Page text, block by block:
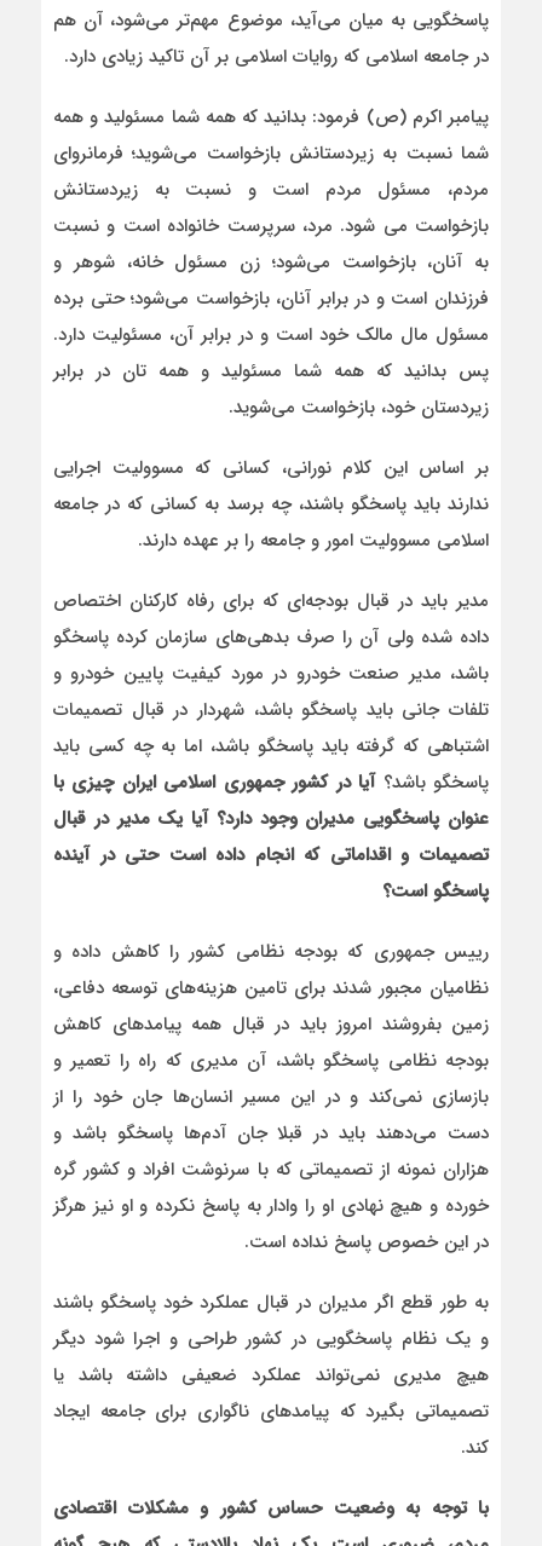
پاسخگویی به میان می‌آید، موضوع مهم‌تر می‌شود، آن هم
در جامعه اسلامی که روایات اسلامی بر آن تاکید زیادی دارد.
پيامبر اکرم (ص) فرمود: بدانيد كه همه شما مسئوليد و همه
شما نسبت به زيردستانش بازخواست مى‌شويد؛ فرمانرواى
مردم، مسئول مردم است و نسبت به زيردستانش
بازخواست مى شود. مرد، سرپرست خانواده است و نسبت
به آنان، بازخواست مى‌شود؛ زن مسئول خانه، شوهر و
فرزندان است و در برابر آنان، بازخواست مى‌شود؛ حتی برده
مسئول مال مالک خود است و در برابر آن، مسئولیت دارد.
پس بدانيد كه همه شما مسئوليد و همه تان در برابر
زيردستان خود، بازخواست مى‌شويد.
بر اساس این کلام نورانی، کسانی که مسوولیت اجرایی
ندارند باید پاسخگو باشند، چه برسد به کسانی که در جامعه
اسلامی مسوولیت امور و جامعه را بر عهده دارند.
مدیر باید در قبال بودجه‌ای که برای رفاه کارکنان اختصاص
داده شده ولی آن را صرف بدهی‌های سازمان کرده پاسخگو
باشد، مدیر صنعت خودرو در مورد کیفیت پایین خودرو و
تلفات جانی باید پاسخگو باشد، شهردار در قبال تصمیمات
اشتباهی که گرفته باید پاسخگو باشد، اما به چه کسی باید
پاسخگو باشد؟آیا در کشور جمهوری اسلامی ایران چیزی با
عنوان پاسخگویی مدیران وجود دارد؟ آیا یک مدیر در قبال
تصمیمات و اقداماتی که انجام داده است حتی در آینده
پاسخگو است؟
رییس جمهوری که بودجه نظامی کشور را کاهش داده و
نظامیان مجبور شدند برای تامین هزینه‌های توسعه دفاعی،
زمین بفروشند امروز باید در قبال همه پیامدهای کاهش
بودجه نظامی پاسخگو باشد، آن مدیری که راه را تعمیر و
بازسازی نمی‌کند و در این مسیر انسان‌ها جان خود را از
دست می‌دهند باید در قبلا جان آدم‌ها پاسخگو باشد و
هزاران نمونه از تصمیماتی که با سرنوشت افراد و کشور گره
خورده و هیچ نهادی او را وادار به پاسخ نکرده و او نیز هرگز
در این خصوص پاسخ نداده است.
به طور قطع اگر مدیران در قبال عملکرد خود پاسخگو باشند
و یک نظام پاسخگویی در کشور طراحی و اجرا شود دیگر
هیچ مدیری نمی‌تواند عملکرد ضعیفی داشته باشد یا
تصمیماتی بگیرد که پیامدهای ناگواری برای جامعه ایجاد
کند.
با توجه به وضعیت حساس کشور و مشکلات اقتصادی